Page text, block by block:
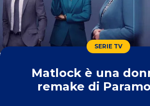
SERIE TV
Matlock è una
remake di